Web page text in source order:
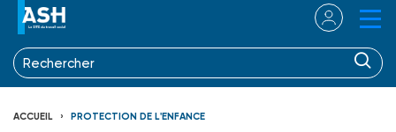
ACCUEIL PROTECTION DE L'ENFANCE